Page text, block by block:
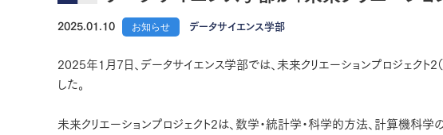
2025.01.10 お知らせ データサイエンス学部
2025年1月7日、データサイエンス学部では、未来クリエーションプロジェクト2
した。
未来クリエーションプロジェクト2は、数学・統計学・科学的方法、計算機科